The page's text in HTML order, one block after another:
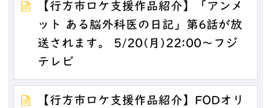
【行方市ロケ支援作品紹介】「アンメ
ット ある脳外科医の日記」第6話が放
送されます。 5/20(月)22:00～フジ
テレビ
【行方市ロケ支援作品紹介】FODオリ